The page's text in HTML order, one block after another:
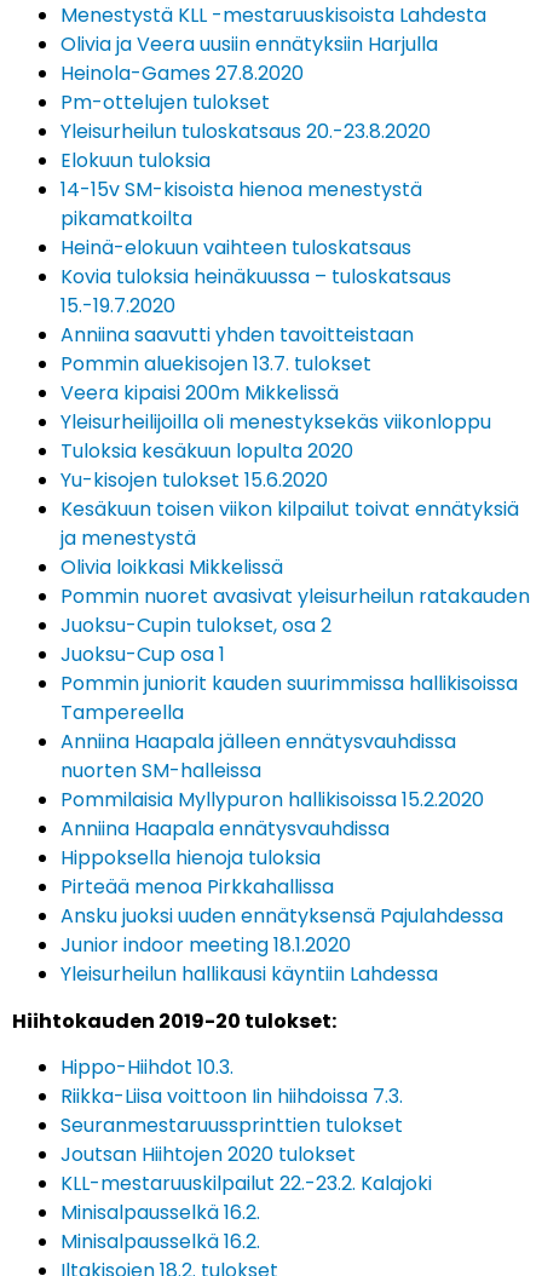
Menestystä KLL -mestaruuskisoista Lahdesta
Olivia ja Veera uusiin ennätyksiin Harjulla
Heinola-Games 27.8.2020
Pm-ottelujen tulokset
Yleisurheilun tuloskatsaus 20.-23.8.2020
Elokuun tuloksia
14-15v SM-kisoista hienoa menestystä
pikamatkoilta
Heinä-elokuun vaihteen tuloskatsaus
Kovia tuloksia heinäkuussa – tuloskatsaus
15.-19.7.2020
Anniina saavutti yhden tavoitteistaan
Pommin aluekisojen 13.7. tulokset
Veera kipaisi 200m Mikkelissä
Yleisurheilijoilla oli menestyksekäs viikonloppu
Tuloksia kesäkuun lopulta 2020
Yu-kisojen tulokset 15.6.2020
Kesäkuun toisen viikon kilpailut toivat ennätyksiä
ja menestystä
Olivia loikkasi Mikkelissä
Pommin nuoret avasivat yleisurheilun ratakauden
Juoksu-Cupin tulokset, osa 2
Juoksu-Cup osa 1
Pommin juniorit kauden suurimmissa hallikisoissa
Tampereella
Anniina Haapala jälleen ennätysvauhdissa
nuorten SM-halleissa
Pommilaisia Myllypuron hallikisoissa 15.2.2020
Anniina Haapala ennätysvauhdissa
Hippoksella hienoja tuloksia
Pirteää menoa Pirkkahallissa
Ansku juoksi uuden ennätyksensä Pajulahdessa
Junior indoor meeting 18.1.2020
Yleisurheilun hallikausi käyntiin Lahdessa
Hiihtokauden 2019-20 tulokset:
Hippo-Hiihdot 10.3.
Riikka-Liisa voittoon Iin hiihdoissa 7.3.
Seuranmestaruussprinttien tulokset
Joutsan Hiihtojen 2020 tulokset
KLL-mestaruuskilpailut 22.-23.2. Kalajoki
Minisalpausselkä 16.2.
Minisalpausselkä 16.2.